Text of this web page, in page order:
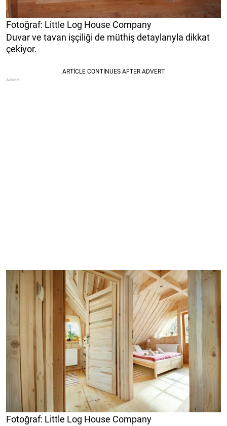
Fotoğraf: Little Log House Company
Duvar ve tavan işçiliği de müthiş detaylarıyla dikkat
çekiyor.
Fotoğraf: Little Log House Company